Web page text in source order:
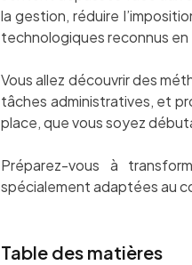
la gestion, réduire
technologiques reconnus
Vous allez découvrir des
tâches administratives, et
place, que vous soyez
Préparez-vous à
spécialement adaptées au
Table des matières